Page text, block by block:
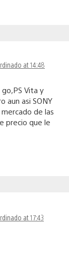
at 14:48
go,PS Vita y
aun asi SONY
de las
precio que le
at 17:43